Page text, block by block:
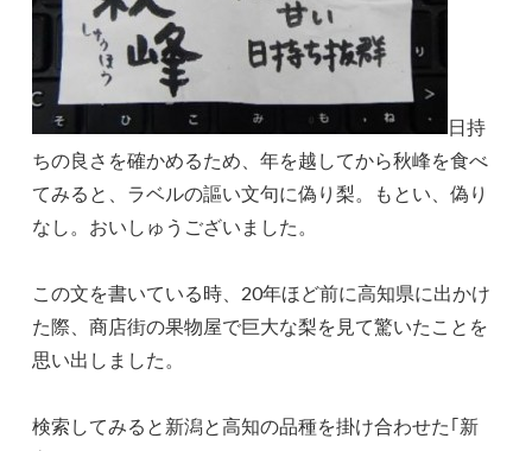
日持
ちの良さを確かめるため、年を越してから秋峰を食べ
てみると、ラベルの謳い文句に偽り梨。もとい、偽り
なし。おいしゅうございました。
この文を書いている時、20年ほど前に高知県に出かけ
た際、商店街の果物屋で巨大な梨を見て驚いたことを
思い出しました。
検索してみると新潟と高知の品種を掛け合わせた｢新